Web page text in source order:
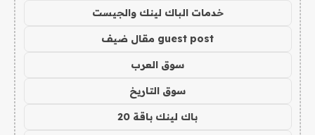
خدمات الباك لينك والجيست
guest post مقال ضيف
سوق العرب
سوق التاريخ
باك لينك باقة 20